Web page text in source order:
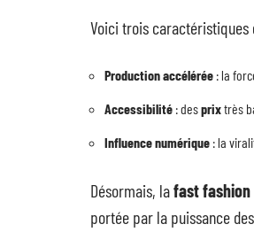
Voici trois caractéristiques
Production accélérée : la
Accessibilité : desprixtrès
Influence numérique : la
Désormais, lafast fashion
portée par la puissance